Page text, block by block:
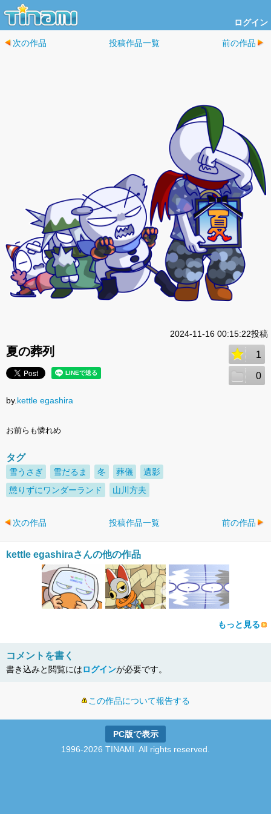
ログイン
次の作品 投稿作品一覧 前の作品
2024-11-16 00:15:22投稿
夏の葬列 1
0
by. kettle egashira
お前らも憐れめ
タグ
雪うさぎ 雪だるま 冬 葬儀
遺影
懲りずにワンダーランド
山川方夫
次の作品 投稿作品一覧 前の作品
kettle egashiraさんの他の作品
もっと見る
コメントを書く
書き込みと閲覧にはログインが必要です。
この作品について報告する
PC版で表示
1996-2026 TINAMI. All rights reserved.